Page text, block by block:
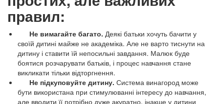
правил:
Не вимагайте багато. Деякі батьки хочуть бачити у
своїй дитині майже не академіка. Але не варто тиснути на
дитину і ставити їй непосильні завдання. Малюк буде
боятися розчарувати батьків, і процес навчання стане
викликати тільки відторгнення.
Не підкуповуйте дитину. Система винагород може
бути використана при стимулюванні інтересу до навчання,
але вводити її потрібно дуже акуратно, інакше у дитини